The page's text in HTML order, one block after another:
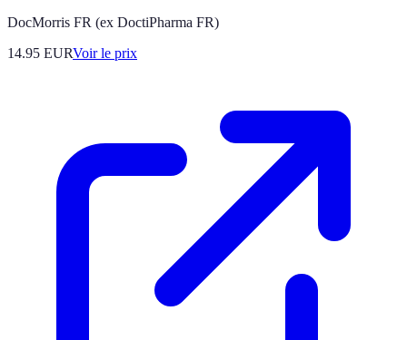
DocMorris FR (ex DoctiPharma FR)
14.95 EURVoir le prix